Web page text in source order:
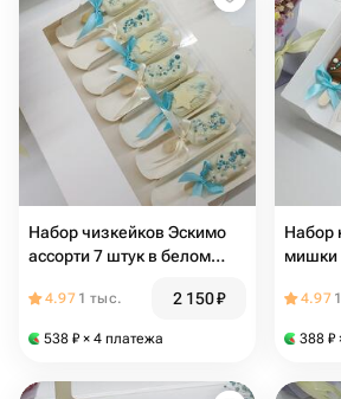
Набор чизкейков Эскимо
ассорти 7 штук в белом
рождения, в подарок
маме, врачу, папе
4.97 1 тыс. 2 150₽
538 ₽ × 4 платежа
Набор
мишки
в 4.97
388 ₽